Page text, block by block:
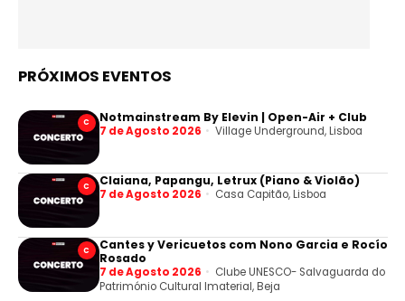
PRÓXIMOS EVENTOS
C Notmainstream By Elevin | Open-Air + Club
7 de Agosto 2026 Village Underground, Lisboa
C Claiana, Papangu, Letrux (Piano & Violão)
7 de Agosto 2026 Casa Capitão, Lisboa
C
Cantes y Vericuetos com Nono Garcia e Rocío
Rosado
7 de Agosto 2026
Clube UNESCO- Salvaguarda do
Património Cultural Imaterial, Beja